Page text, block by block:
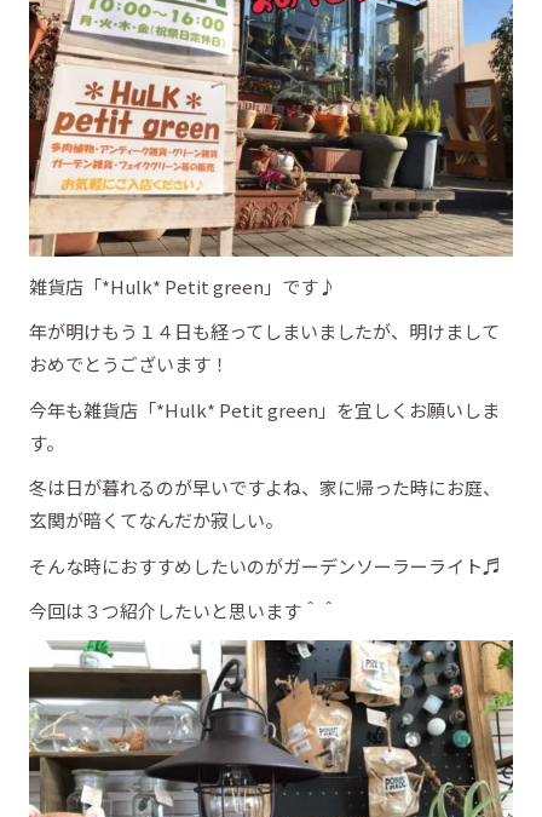
雑貨店「*Hulk* Petit green」です♪
年が明けもう１４日も経ってしまいましたが、明けまして
おめでとうございます！
今年も雑貨店「*Hulk* Petit green」を宜しくお願いしま
す。
冬は日が暮れるのが早いですよね、家に帰った時にお庭、
玄関が暗くてなんだか寂しい。
そんな時におすすめしたいのがガーデンソーラーライト♬
今回は３つ紹介したいと思います＾＾